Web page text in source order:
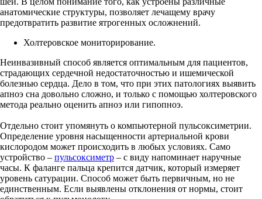
анатомические структуры, позволяет лечащему врачу
предотвратить развитие ятрогенных осложнений.
Холтеровское мониторирование.
Неинвазивный способ является оптимальным для пациентов,
страдающих сердечной недостаточностью и ишемической
болезнью сердца. Дело в том, что при этих патологиях выявить
апноэ сна довольно сложно, и только с помощью холтеровского
метода реально оценить апноэ или гипопноэ.
Отдельно стоит упомянуть о компьютерной пульсоксиметрии.
Определение уровня насыщенности артериальной крови
кислородом может происходить в любых условиях. Само
устройство – пульсоксиметр – с виду напоминает наручные
часы. К фаланге пальца крепится датчик, который измеряет
уровень сатурации. Способ может быть первичным, но не
единственным. Если выявлены отклонения от нормы, стоит